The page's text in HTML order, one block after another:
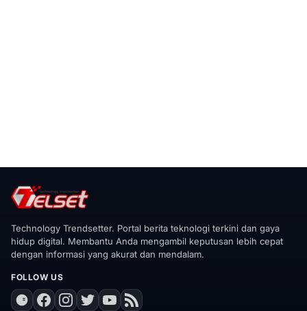
Technology Trendsetter. Portal berita teknologi terkini dan gaya
hidup digital. Membantu Anda mengambil keputusan lebih cepat
dengan informasi yang akurat dan mendalam.
FOLLOW US